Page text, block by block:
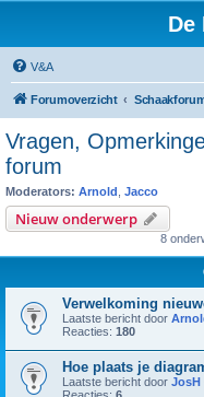
De
V&A
Forumoverzicht
Vragen,
forum
Moderators: Arnold Jacco
Nieuw onderwerp
8
Verwelkoming
Laatste bericht door
Reacties: 180
Hoe plaats je
Laatste bericht door JosH